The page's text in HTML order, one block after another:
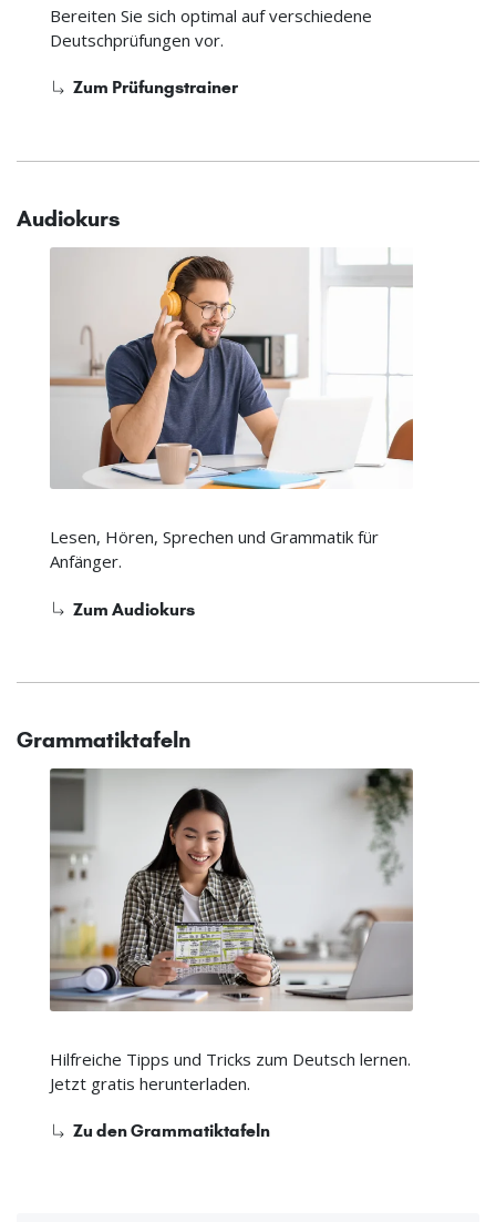
Bereiten Sie sich optimal auf verschiedene
Deutschprüfungen vor.
Zum Prüfungstrainer
Audiokurs
Lesen, Hören, Sprechen und Grammatik für
Anfänger.
Zum Audiokurs
Grammatiktafeln
Hilfreiche Tipps und Tricks zum Deutsch lernen.
Jetzt gratis herunterladen.
Zu den Grammatiktafeln